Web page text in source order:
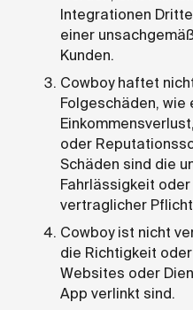
Integrationen
einer
Kunden.
Cowboy haftet
Folgeschäden, wie
oder
Schäden sind die
Fahrlässigkeit
vertraglicher
Cowboy ist nicht
die Richtigkeit
Websites oder
App verlinkt sind.